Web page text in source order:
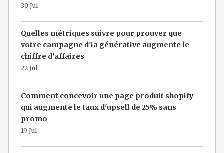
30 Jul
Quelles métriques suivre pour prouver que
votre campagne d'ia générative augmente le
chiffre d'affaires
22 Jul
Comment concevoir une page produit shopify
qui augmente le taux d'upsell de 25% sans
promo
19 Jul